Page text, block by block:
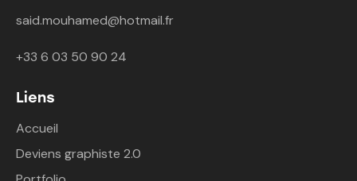
said.mouhamed@hotmail.fr
+33 6 03 50 90 24
Liens
Accueil
Deviens graphiste 2.0